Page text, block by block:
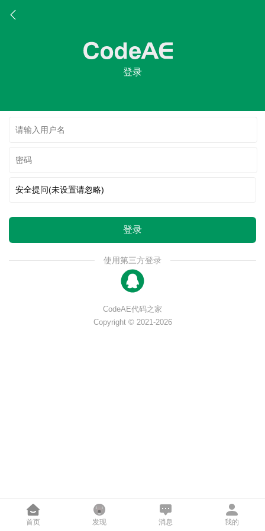
登录
登录
使用第三方登录
CodeAE代码之家
Copyright © 2021-2026
首页 发现 消息 我的